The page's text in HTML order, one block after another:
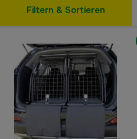
Filtern & Sortieren